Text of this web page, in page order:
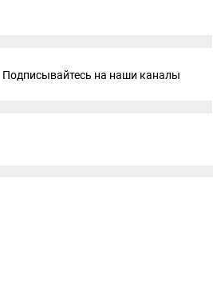
Подписывайтесь на наши каналы